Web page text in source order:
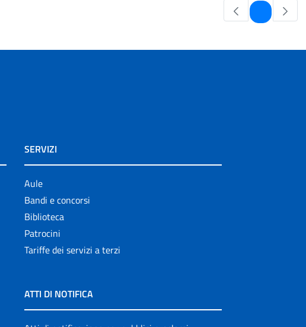
Pagina
SERVIZI
Aule
Bandi e concorsi
Biblioteca
Patrocini
Tariffe dei servizi a terzi
ATTI DI NOTIFICA